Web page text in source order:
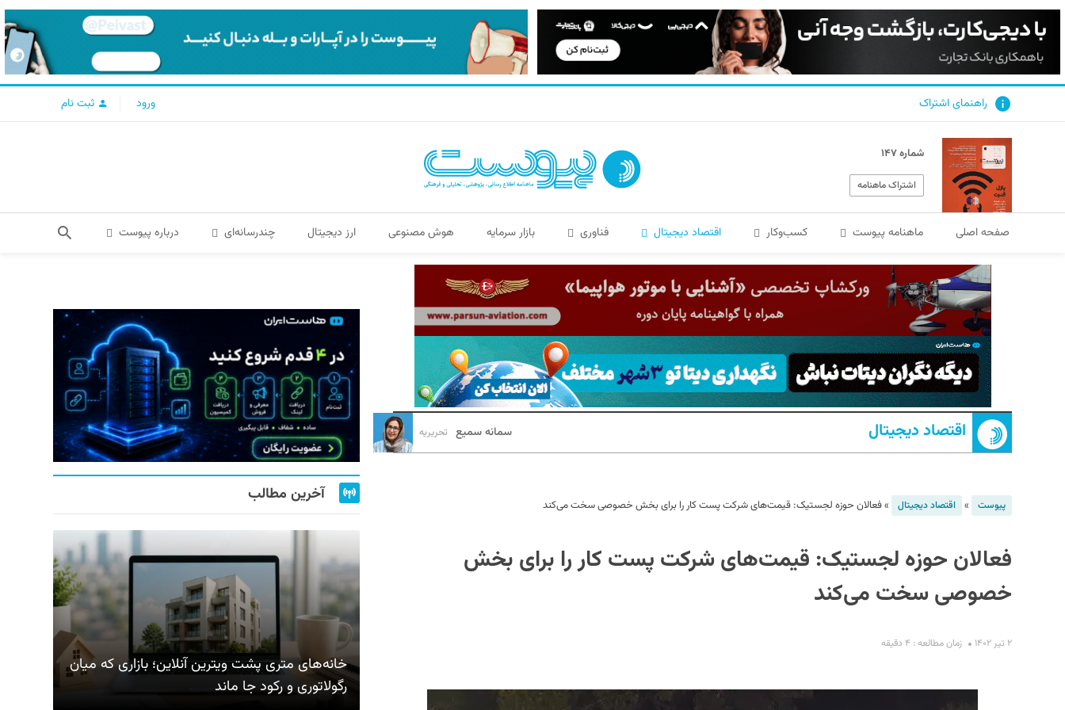
راهنمای اشتراک ورود ثبت نام
شماره ۱۴۷
اشتراک ماهنامه
صفحه اصلی ماهنامه پیوست کسب‌و‌کار اقتصاد دیجیتال فناوری بازار سرمایه هوش مصنوعی ارز دیجیتال چندرسانه‌ای درباره پیوست
اقتصاد دیجیتال سمانه سمیع تحریریه
پیوست » اقتصاد دیجیتال »فعالان حوزه لجستیک: قیمت‌های شرکت پست کار را برای بخش خصوصی سخت می‌کند
فعالان حوزه لجستیک: قیمت‌های شرکت پست کار را برای بخش
خصوصی سخت می‌کند
۲ تیر ۱۴۰۲ زمان مطالعه : ۴ دقیقه
آخرین مطالب
خانه‌های متری پشت ویترین آنلاین؛ بازاری که میان
رگولاتوری و رکود جا ماند